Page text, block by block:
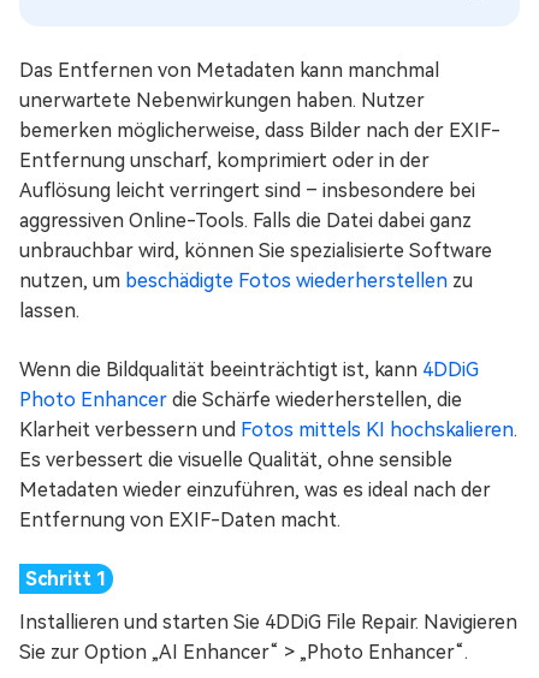
Das Entfernen von Metadaten kann manchmal
unerwartete Nebenwirkungen haben. Nutzer
bemerken möglicherweise, dass Bilder nach der EXIF-
Entfernung unscharf, komprimiert oder in der
Auflösung leicht verringert sind – insbesondere bei
aggressiven Online-Tools. Falls die Datei dabei ganz
unbrauchbar wird, können Sie spezialisierte Software
nutzen, um beschädigte Fotos wiederherstellen zu
lassen.
Wenn die Bildqualität beeinträchtigt ist, kann 4DDiG
Photo Enhancer die Schärfe wiederherstellen, die
Klarheit verbessern und Fotos mittels KI hochskalieren.
Es verbessert die visuelle Qualität, ohne sensible
Metadaten wieder einzuführen, was es ideal nach der
Entfernung von EXIF-Daten macht.
Installieren und starten Sie 4DDiG File Repair. Navigieren
Sie zur Option „AI Enhancer“ > „Photo Enhancer“.